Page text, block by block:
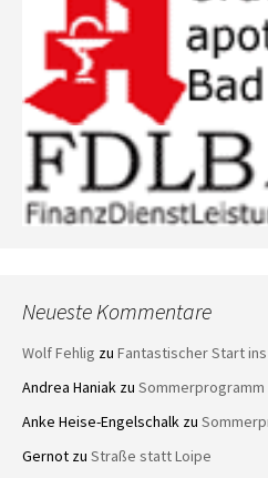
Neueste Kommentare
Wolf Fehlig zu Fantastischer Start
Andrea Haniak zu Sommerprogramm
Anke Heise-Engelschalk zu
Gernot zu Straße statt Loipe